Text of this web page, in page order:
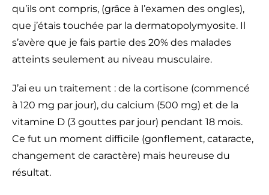
qu’ils ont compris, (grâce à l’examen des ongles),
que j’étais touchée par la dermatopolymyosite. Il
s’avère que je fais partie des 20% des malades
atteints seulement au niveau musculaire.
J’ai eu un traitement : de la cortisone (commencé
à 120 mg par jour), du calcium (500 mg) et de la
vitamine D (3 gouttes par jour) pendant 18 mois.
Ce fut un moment difficile (gonflement, cataracte,
changement de caractère) mais heureuse du
résultat.